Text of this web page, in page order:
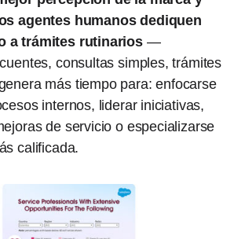
agentes humanos dediquen
a trámites rutinarios—
consultas simples, trámites
más tiempo para: enfocarse
internos, liderar iniciativas,
de servicio o especializarse
calificada.